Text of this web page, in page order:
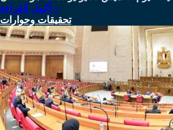
أكمل القراءة »
تحقيقات وحوارات